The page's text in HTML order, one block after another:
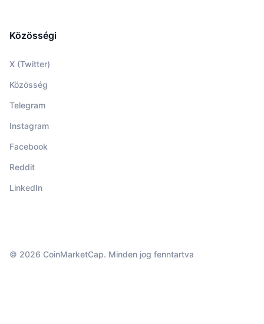
Közösségi
X (Twitter)
Közösség
Telegram
Instagram
Facebook
Reddit
LinkedIn
© 2026 CoinMarketCap. Minden jog fenntartva